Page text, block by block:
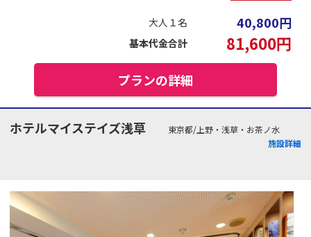
大人１名 40,800円
基本代金合計 81,600円
プランの詳細
ホテルマイステイズ浅草
東京都/上野・浅草・お茶ノ水
施設詳細